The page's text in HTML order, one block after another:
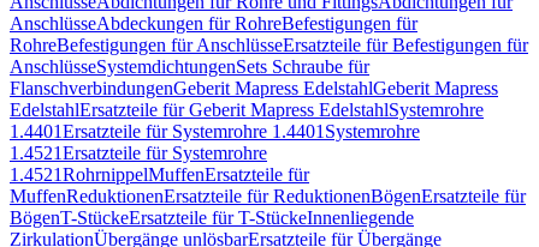
AnschlüsseAbdeckungen für RohreBefestigungen für
RohreBefestigungen für AnschlüsseErsatzteile für Befestigungen für
AnschlüsseSystemdichtungenSets Schraube für
FlanschverbindungenGeberit Mapress EdelstahlGeberit Mapress
EdelstahlErsatzteile für Geberit Mapress EdelstahlSystemrohre
1.4401Ersatzteile für Systemrohre 1.4401 Systemrohre
1.4521Ersatzteile für Systemrohre
1.4521RohrnippelMuffenErsatzteile für
MuffenReduktionenErsatzteile für ReduktionenBögenErsatzteile für
BögenT-StückeErsatzteile für T-StückeInnenliegende
ZirkulationÜbergänge unlösbarErsatzteile für Übergänge